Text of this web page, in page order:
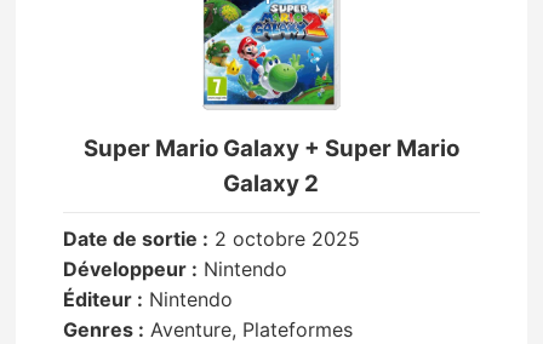
Super Mario Galaxy + Super Mario
Galaxy 2
Date de sortie : 2 octobre 2025
Développeur : Nintendo
Éditeur : Nintendo
Genres : Aventure, Plateformes